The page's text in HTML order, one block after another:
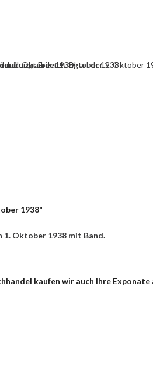
1938"
1. Oktober 1938 mit Band.
kaufen wir auch Ihre